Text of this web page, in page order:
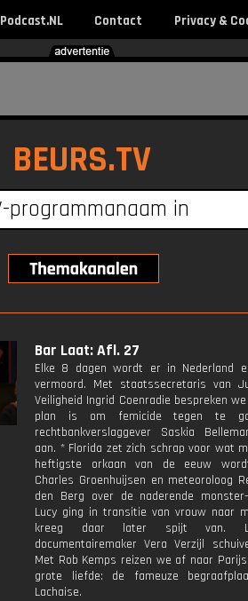
Podcast.NL Contact Privacy &
BEURS.TV
Bar Laat: Afl. 27
Elke 8 dagen wordt er in Nederland
vermoord. Met staatssecretaris van
Veiligheid Ingrid Coenradie bespreken
plan is om femicide tegen te
rechtbankverslaggever Saskia
aan. * Florida zet zich schrap voor wat
heftigste orkaan van de eeuw
Charles Groenhuijsen en meteoroloog
den Berg over de naderende
Lucy ging in transitie van vrouw naar
kreeg daar later spijt van.
documentairemaker Vera Verzijl
Met Rob Kemps reizen we af naar
grote liefde: de fameuze
Lachaise.